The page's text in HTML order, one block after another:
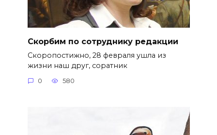
Скорбим по сотруднику редакции
Скоропостижно, 28 февраля ушла из
жизни наш друг, соратник
0 580